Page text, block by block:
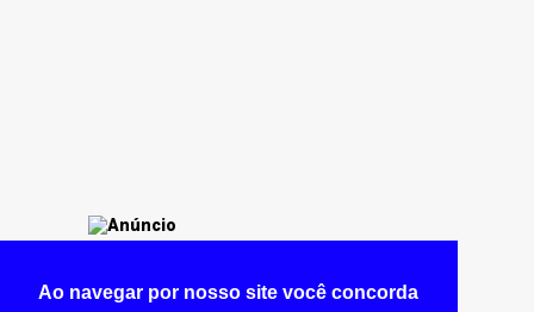
Ao navegar por nosso site você concorda